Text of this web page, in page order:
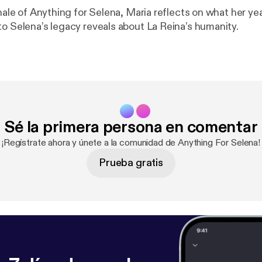
of Anything for Selena, Maria reflects on what her
Selena’s legacy reveals about La Reina’s humanity.
Sé la primera persona en comentar
¡Regístrate ahora y únete a la comunidad de Anything For Selena!
Prueba gratis